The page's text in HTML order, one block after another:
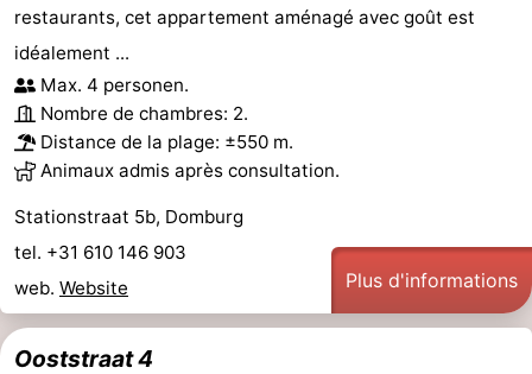
restaurants, cet appartement aménagé avec goût est
idéalement ...
Max. 4 personen.
Nombre de chambres: 2.
Distance de la plage: ±550 m.
Animaux admis après consultation.
Stationstraat 5b, Domburg
tel. +31 610 146 903
web. Website Plus d'informations
Ooststraat 4